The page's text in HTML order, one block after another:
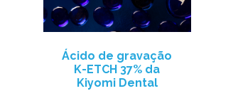
Ácido de gravação
K-ETCH 37% da
Kiyomi Dental